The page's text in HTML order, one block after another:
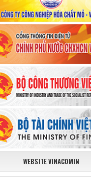
WEBSITE VINACOMIN